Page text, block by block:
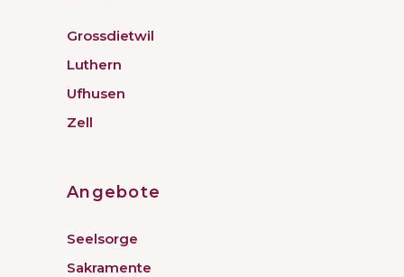
Grossdietwil
Luthern
Ufhusen
Zell
Angebote
Seelsorge
Sakramente